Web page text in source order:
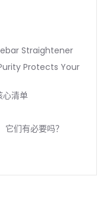
Straightener
Protects Your
心清单
们有必要吗？